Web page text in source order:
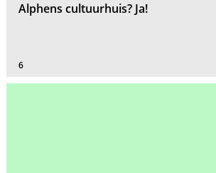
Alphens cultuurhuis? Ja!
6